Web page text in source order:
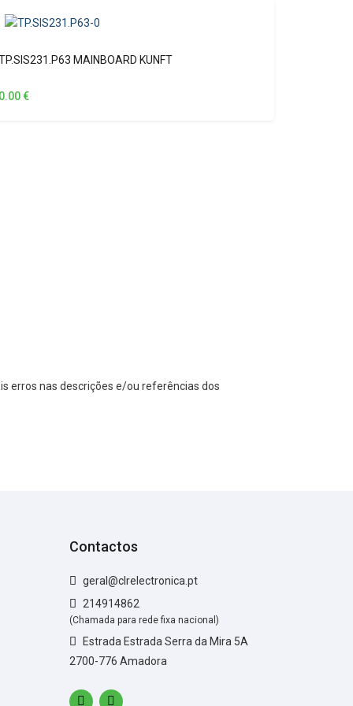
MAINBOARD KUNFT
0.00€
erros nas descrições e/ou referências dos
Contactos
geral@clrelectronica.pt
214914862
(Chamada para rede fixa nacional)
Estrada Estrada Serra da Mira 5A
2700-776 Amadora